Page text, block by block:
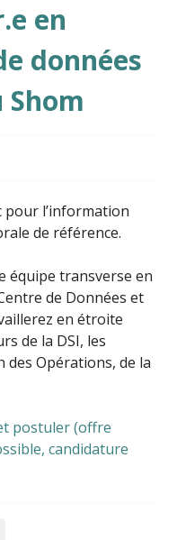
en
données
pour l’information
de référence.
équipe transverse en
de Données et
en étroite
de la DSI, les
des Opérations, de la
postuler (offre
candidature